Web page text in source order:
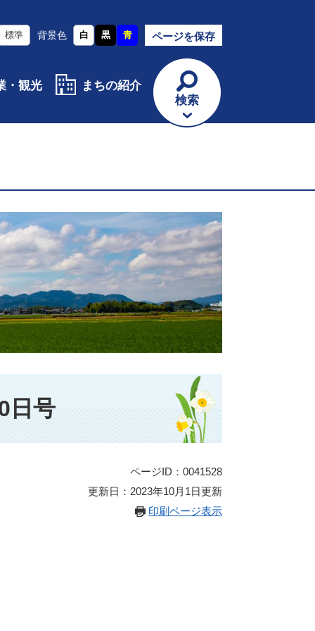
標準 背景色 白 黒 青 ページを保存
・観光
まちの紹介
検索
日号
ページID：0041528
更新日：2023年10月1日更新
印刷ページ表示